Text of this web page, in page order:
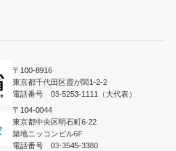
〒100-8916
東京都千代田区霞が関1-2-2
電話番号 03-5253-1111（大代表）
〒104-0044
東京都中央区明石町6-22
築地ニッコンビル6F
電話番号 03-3545-3380